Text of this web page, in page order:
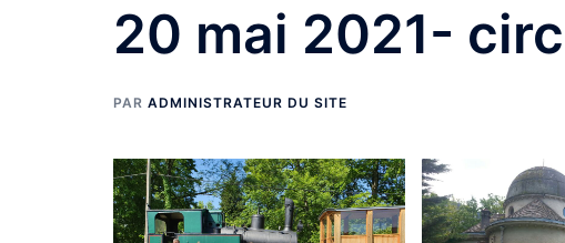
20 mai 2021-
PAR ADMINISTRATEUR DU SITE